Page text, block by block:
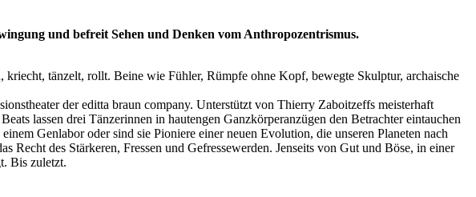
und befreit Sehen und Denken vom Anthropozentrismus.
tänzelt, rollt. Beine wie Fühler, Rümpfe ohne Kopf, bewegte Skulptur, archaische
der editta braun company. Unterstützt von Thierry Zaboitzeffs meisterhaft
lassen drei Tänzerinnen in hautengen Ganzkörperanzügen den Betrachter eintauchen
Genlabor oder sind sie Pioniere einer neuen Evolution, die unseren Planeten nach
Recht des Stärkeren, Fressen und Gefressewerden. Jenseits von Gut und Böse, in einer
Bis zuletzt.